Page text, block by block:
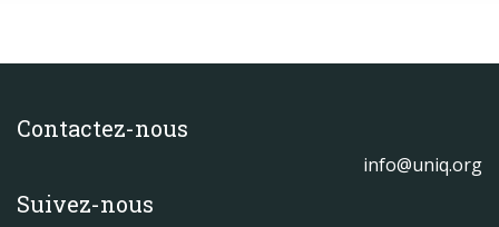
Contactez-nous
info@uniq.org
Suivez-nous